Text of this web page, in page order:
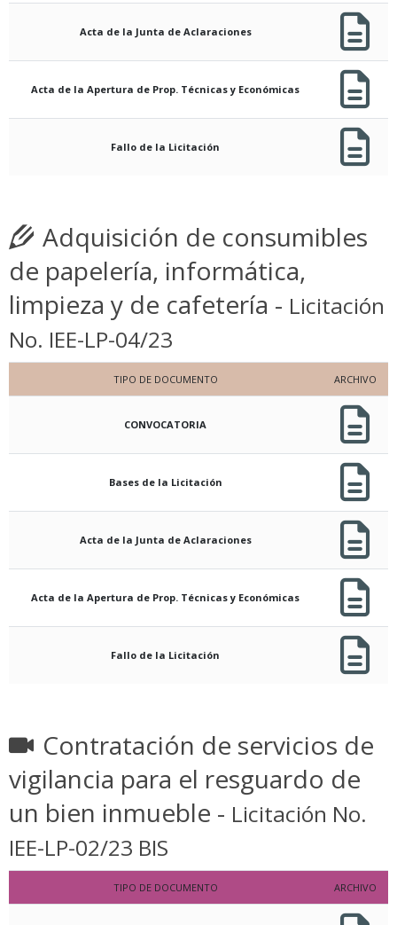
Acta de la Junta de Aclaraciones
Acta de la Apertura de Prop. Técnicas y Económicas
Fallo de la Licitación
Adquisición de consumibles
de papelería, informática,
limpieza y de cafetería - Licitación
No. IEE-LP-04/23
TIPO DE DOCUMENTO ARCHIVO
CONVOCATORIA
Bases de la Licitación
Acta de la Junta de Aclaraciones
Acta de la Apertura de Prop. Técnicas y Económicas
Fallo de la Licitación
Contratación de servicios de
vigilancia para el resguardo de
un bien inmueble - Licitación No.
IEE-LP-02/23 BIS
TIPO DE DOCUMENTO ARCHIVO